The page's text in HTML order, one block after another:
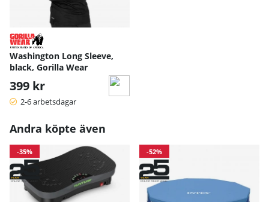
Washington Long Sleeve,
black, Gorilla Wear
399 kr
2-6 arbetsdagar
Andra köpte även
-35% -52%